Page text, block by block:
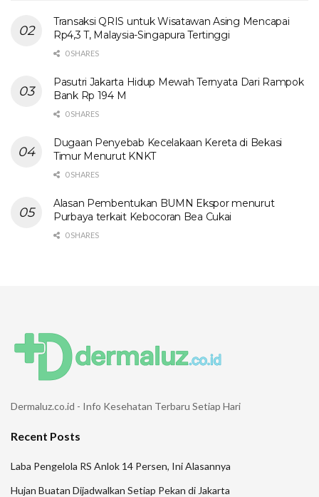
Transaksi QRIS untuk Wisatawan Asing Mencapai
Rp4,3 T, Malaysia-Singapura Tertinggi
0 SHARES
Pasutri Jakarta Hidup Mewah Ternyata Dari Rampok
Bank Rp 194 M
0 SHARES
Dugaan Penyebab Kecelakaan Kereta di Bekasi
Timur Menurut KNKT
0 SHARES
Alasan Pembentukan BUMN Ekspor menurut
Purbaya terkait Kebocoran Bea Cukai
0 SHARES
Dermaluz.co.id - Info Kesehatan Terbaru Setiap Hari
Recent Posts
Laba Pengelola RS Anlok 14 Persen, Ini Alasannya
Hujan Buatan Dijadwalkan Setiap Pekan di Jakarta